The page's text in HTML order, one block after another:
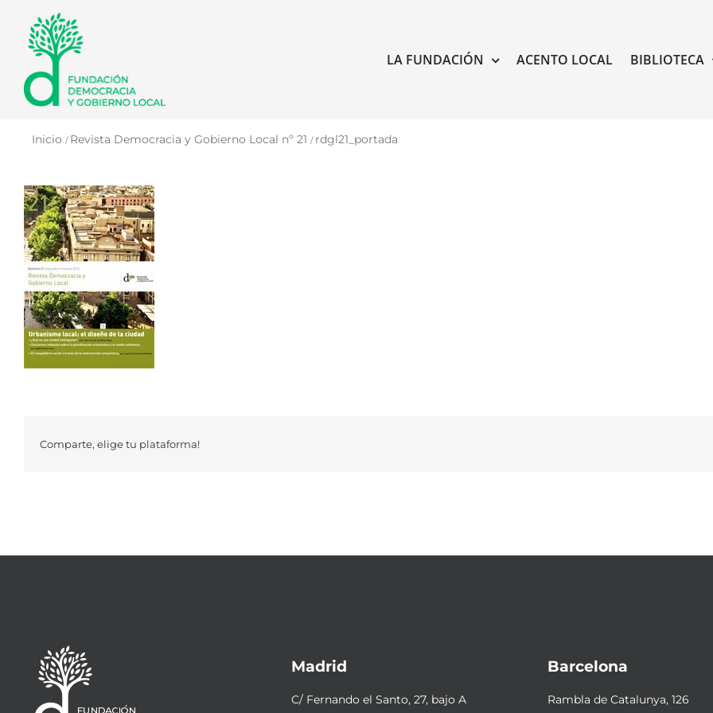
contenido
LA FUNDACIÓN ACENTO LOCAL BIBLIOTECA
Inicio Revista Democracia y Gobierno Local nº 21 rdgl21_portada
Comparte, elige tu plataforma!
Madrid
C/ Fernando el Santo, 27, bajo A
Barcelona
Rambla de Catalunya, 126